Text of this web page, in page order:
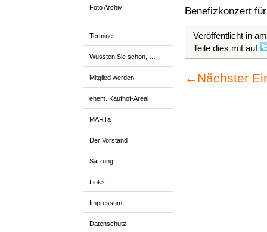
Foto Archiv
Termine
Wussten Sie schon, …
Mitglied werden
ehem. Kaufhof-Areal
MARTa
Der Vorstand
Satzung
Links
Impressum
Datenschutz
Benefizkonzert
Veröffentlicht in
Teile dies mit auf
← Nächster